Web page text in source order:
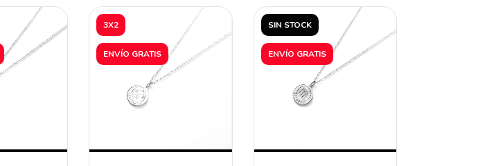
3X2
ENVÍO GRATIS
SIN STOCK
ENVÍO GRATIS